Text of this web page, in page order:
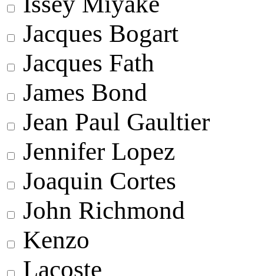
Jacques Bogart
Jacques Fath
James Bond
Jean Paul Gaultier
Jennifer Lopez
Joaquin Cortes
John Richmond
Kenzo
Lacoste